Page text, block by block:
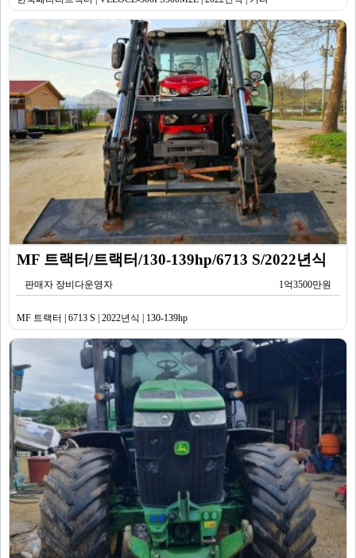
MF 트랙터/트랙터/130-139hp/6713 S/2022년식
판매자 장비다운영자 1억3500만원
MF 트랙터 | 6713 S | 2022년식 | 130-139hp